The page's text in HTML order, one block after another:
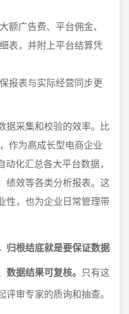
额广告费、平台佣金、
表，并附上平台结算凭
报表与实际经营同步更
据采集和校验的效率。比
，作为高成长型电商企业
化汇总各大平台数据，
绩效等各类分析报表。这
性，也为企业日常管理带
归根结底就是要保证数据
据结果可复核。 只有这
审专家的质询和抽查。